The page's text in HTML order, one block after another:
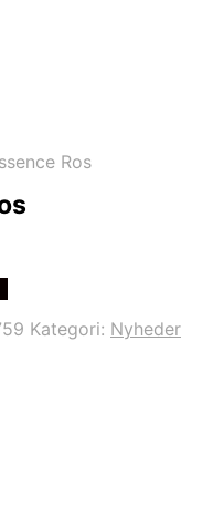
Ros
Kategori: Nyheder